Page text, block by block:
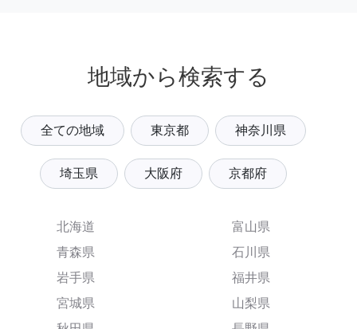
地域から検索する
全ての地域 東京都 神奈川県
埼玉県 大阪府 京都府
北海道
青森県
岩手県
宮城県
富山県
石川県
福井県
山梨県